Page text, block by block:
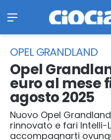
OPEL GRANDLAND
Opel
euro al mese
agosto 2025
Nuovo Opel
rinnovato e fari Intelli-
accompagnarti